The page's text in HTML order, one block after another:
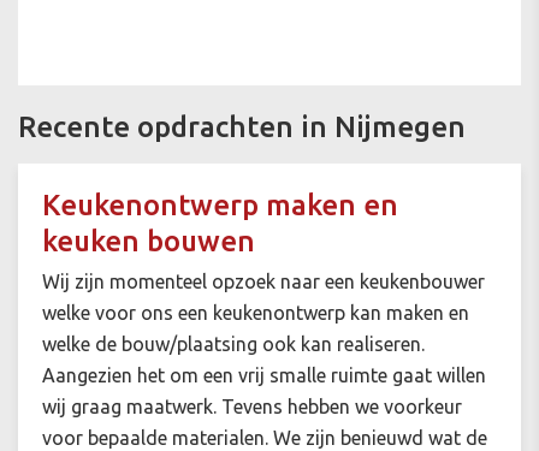
Recente opdrachten in Nijmegen
Keukenontwerp maken en
keuken bouwen
Wij zijn momenteel opzoek naar een keukenbouwer
welke voor ons een keukenontwerp kan maken en
welke de bouw/plaatsing ook kan realiseren.
Aangezien het om een vrij smalle ruimte gaat willen
wij graag maatwerk. Tevens hebben we voorkeur
voor bepaalde materialen. We zijn benieuwd wat de